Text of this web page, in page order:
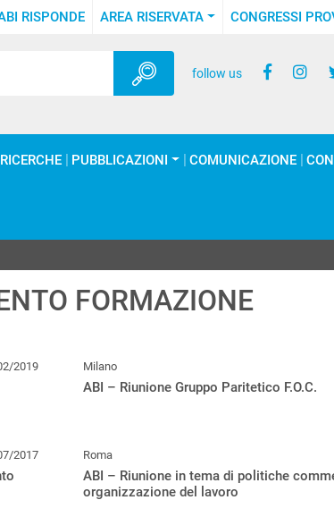
RISPONDE AREA RISERVATA CONGRESSI
follow us
PUBBLICAZIONI COMUNICAZIONE
FORMAZIONE
2019 Milano
ABI – Riunione Gruppo Paritetico F.O.C.
2017 Roma
ABI – Riunione in tema di politiche
organizzazione del lavoro